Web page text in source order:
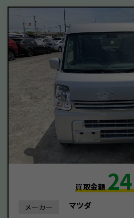
買取金額24
メーカー マツダ